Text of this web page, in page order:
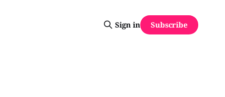
Sign in Subscribe